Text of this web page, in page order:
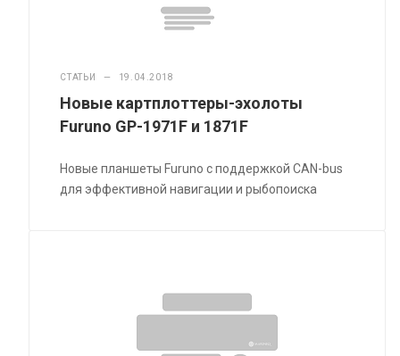
СТАТЬИ — 19.04.2018
Новые картплоттеры-эхолоты
Furuno GP-1971F и 1871F
Новые планшеты Furuno с поддержкой CAN-bus
для эффективной навигации и рыбопоиска